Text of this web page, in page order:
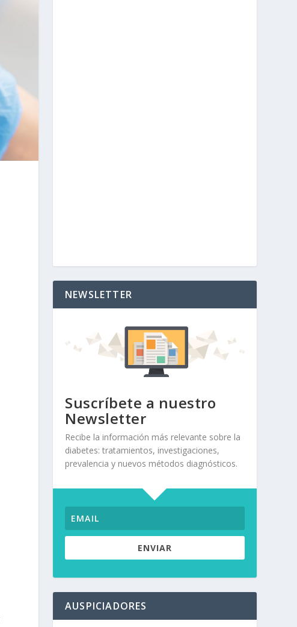
NEWSLETTER
Suscríbete a nuestro
Newsletter
Recibe la información más relevante sobre la
diabetes: tratamientos, investigaciones,
prevalencia y nuevos métodos diagnósticos.
ENVIAR
AUSPICIADORES